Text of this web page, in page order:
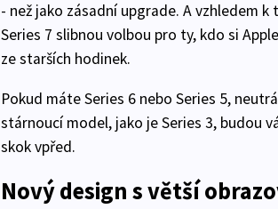
- než jako zásadní upgrade. A vzhledem
Series 7 slibnou volbou pro ty, kdo si
ze starších hodinek.
Pokud máte Series 6 nebo Series 5,
stárnoucí model, jako je Series 3, budou
skok vpřed.
Nový design s větší